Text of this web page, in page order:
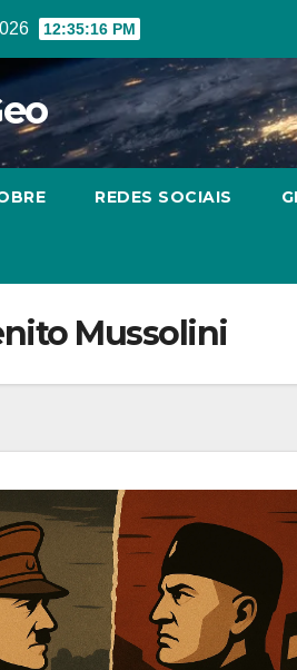
12:35:16 PM
REDES SOCIAIS
Mussolini